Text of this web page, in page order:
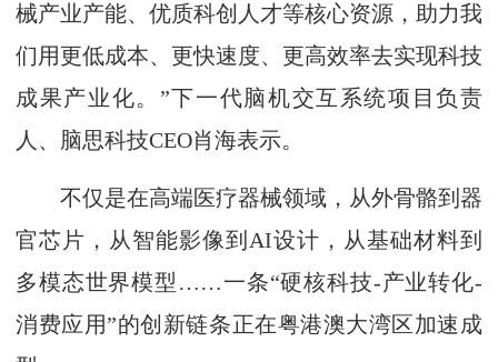
械产业产能、优质科创人才等核心资源，助力我
们用更低成本、更快速度、更高效率去实现科技
成果产业化。”下一代脑机交互系统项目负责
人、脑思科技CEO肖海表示。
不仅是在高端医疗器械领域，从外骨骼到器
官芯片，从智能影像到AI设计，从基础材料到
多模态世界模型……一条“硬核科技-产业转化-
消费应用”的创新链条正在粤港澳大湾区加速成